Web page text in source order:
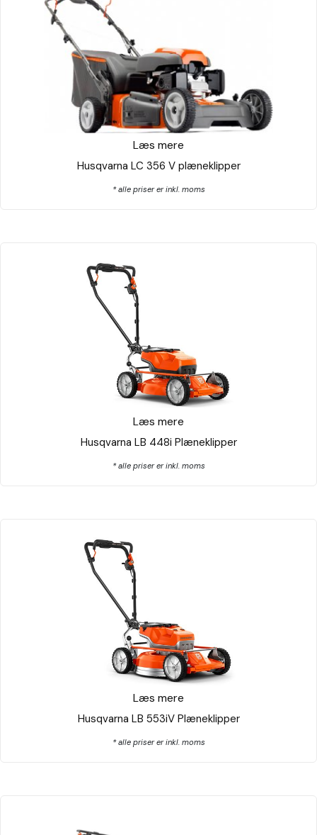
Husqvarna LC 356 V plæneklipper
Læs mere
* alle priser er inkl. moms
Husqvarna LB 448i Plæneklipper
Læs mere
* alle priser er inkl. moms
Husqvarna LB 553iV Plæneklipper
Læs mere
* alle priser er inkl. moms